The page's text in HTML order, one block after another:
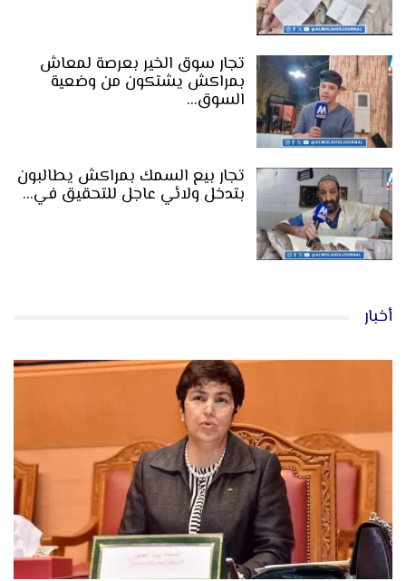
تجار سوق الخير بعرصة لمعاش
بمراكش يشتكون من وضعية
السوق…
تجار بيع السمك بمراكش يطالبون
بتدخل ولائي عاجل للتحقيق في…
أخبار